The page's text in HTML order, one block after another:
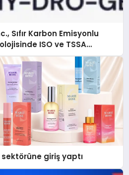
Sıfır Karbon Emisyonlu
ISO ve TSSA
Aldı
giriş yaptı